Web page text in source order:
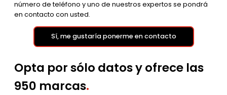
número de teléfono y uno de nuestros expertos se pondrá
en contacto con usted.
Sí, me gustaría ponerme en contacto
Opta por sólo datos y ofrece las
950 marcas.